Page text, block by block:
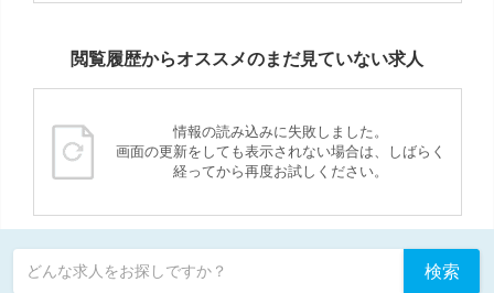
閲覧履歴からオススメのまだ見ていない求人
情報の読み込みに失敗しました。
画面の更新をしても表示されない場合は、しばらく
経ってから再度お試しください。
どんな求人をお探しですか？ 検索